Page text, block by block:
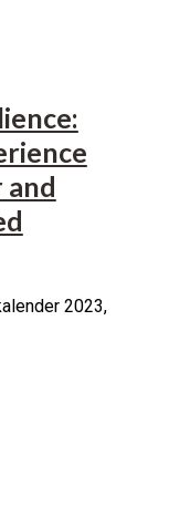
and
2023,